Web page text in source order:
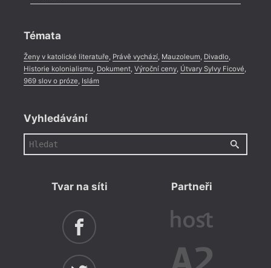
Celá rubrika
Témata
Ženy v katolické literatuře, Právě vychází, Mauzoleum, Divadlo,
Historie kolonialismu, Dokument, Výroční ceny, Útvary Sylvy Ficové,
969 slov o próze, Islám
Vyhledávání
Tvar na síti Partneři